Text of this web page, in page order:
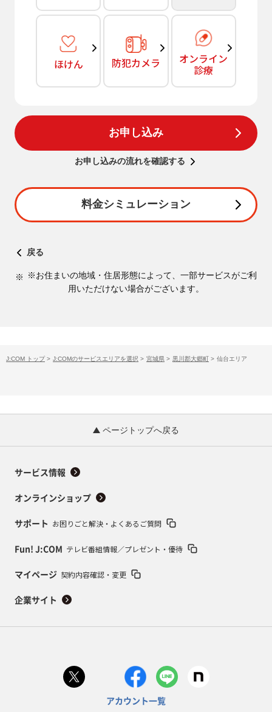
ほけん 防犯カメラ オンライン
診療
お申し込み
お申し込みの流れを確認する
料金シミュレーション
戻る
※お住まいの地域・住居形態によって、一部サービスがご利
用いただけない場合がございます。
J:COM トップ > J:COMのサービスエリアを選択 > 宮城県 > 黒川郡大郷町 > 仙台エリア
ページトップへ戻る
サービス情報
オンラインショップ
サポート お困りごと解決・よくあるご質問
Fun! J:COM テレビ番組情報／プレゼント・優待
マイページ 契約内容確認・変更
企業サイト
アカウント一覧